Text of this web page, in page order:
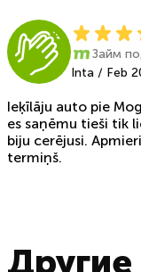
Займ
Inta / Feb
Ieķīlāju auto pie
es saņēmu tieši tik
biju cerējusi.
termiņš.